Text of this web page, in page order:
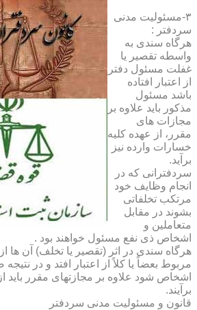
۳-مسئولیت مدنی
سردفتر :
هرگاه سندی به
واسطه تقصیر یا
غفلت مسئول دفتر
از اعتبار افتاده
باشد مسئول
مذکور باید علاوه بر
مجازات های
مقرر، از عهده کلیه
خسارات وارده نیز
برآید.
سردفترانی که در
انجام وظایف خود
مرتکب تخلفاتی
بشوند در مقابل
متعاملین و
اشخاص ذی نفع مسئول خواهند بود .
هرگاه سندی در اثر (تقصیر یا تخلف) آن ها
مربوط بعضاً یا کلاً از اعتبار افتد و در
اشخاص شود علاوه بر مجازتهای مقرر باید
برآیند.
قانون و مسئولیت مدنی سردفتر